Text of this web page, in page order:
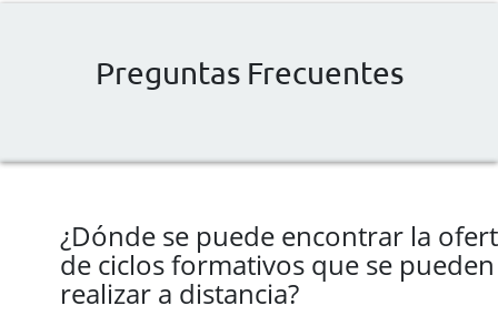
Preguntas Frecuentes
¿Dónde se puede encontrar la
de ciclos formativos que se pueden
realizar a distancia?